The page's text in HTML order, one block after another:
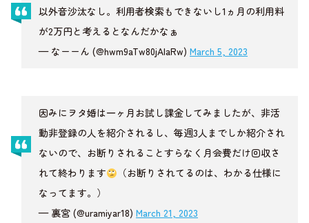
以外音沙汰なし。利用者検索もできないし1ヵ月の利用料
が2万円と考えるとなんだかなぁ
— なーーん (@hwm9aTw80jAlaRw) March 5, 2023
因みにヲタ婚は一ヶ月お試し課金してみましたが、非活
動非登録の人を紹介されるし、毎週3人までしか紹介され
ないので、お断りされることすらなく月会費だけ回収さ
れて終わります
（お断りされてるのは、わかる仕様に
なってます。）
— 裏宮 (@uramiyar18) March 21, 2023